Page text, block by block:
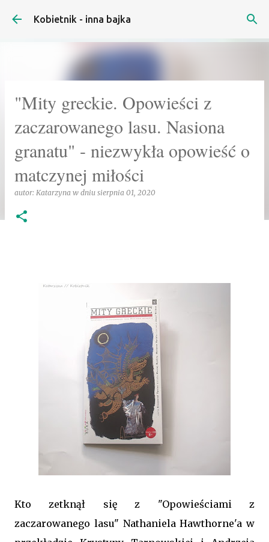
Przejdź do głównej zawartości
Kobietnik - inna bajka
"Mity greckie. Opowieści z
zaczarowanego lasu. Nasiona
granatu" - niezwykła opowieść o
matczynej miłości
autor: Katarzyna w dniu sierpnia 01, 2020
Kto zetknął się z "Opowieściami z
zaczarowanego lasu" Nathaniela Hawthorne'a w